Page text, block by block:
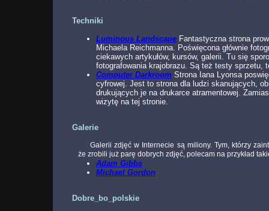
Techniki
Luminous Landscape Fantastyczna strona
Michaela Reichmanna. Poświęcona głównie
ciekawych artykułów, kursów, galerii. Tu się
fotografowania krajobrazu. Są też testy sprzetu,
Computer Darkroom Strona Iana Lyonsa
cyfrowej. Jest to strona dla ludzi skanujących,
drukujących je na drukarce atramentowej.
wizytę na tej stronie.
Galerie
Galerii zdjęć w Internecie są miliony. Tym, którzy
że zrobili już parę dobrych zdjęć, polecam na przykład
Adam Gibbs
Michael Gordon
Dobre_bo_polskie